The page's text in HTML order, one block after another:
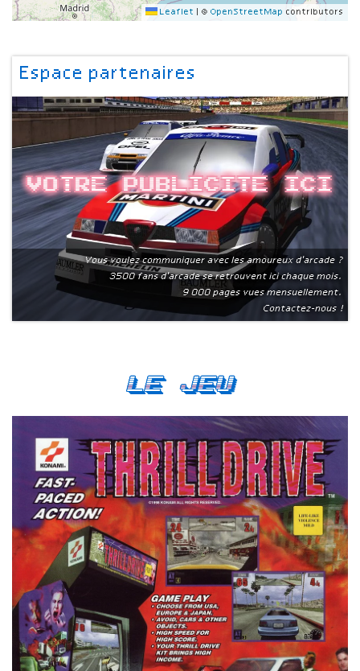
Leaflet © OpenStreetMap contributors
Espace partenaires
Votre publicite ici
Vous voulez communiquer avec les amoureux d'arcade ?
3500 fans d'arcade se retrouvent ici chaque mois.
9 000 pages vues mensuellement.
Contactez-nous !
Le Jeu